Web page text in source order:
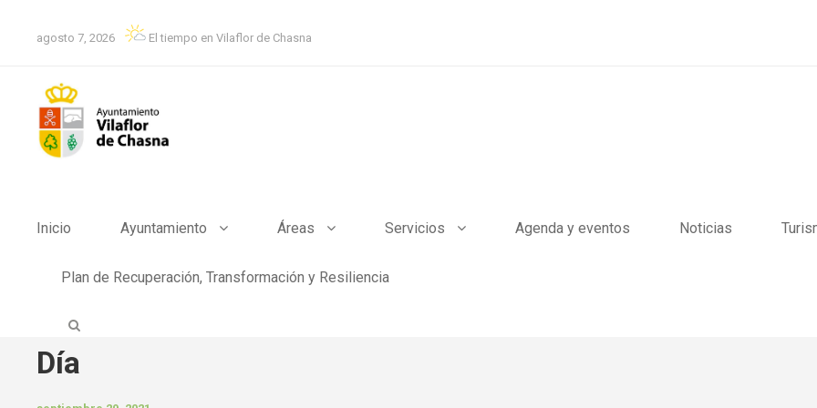
agosto 7, 2026 El tiempo en Vilaflor de Chasna
Inicio Ayuntamiento Áreas Servicios Agenda y eventos Noticias
Plan de Recuperación, Transformación y Resiliencia
Día